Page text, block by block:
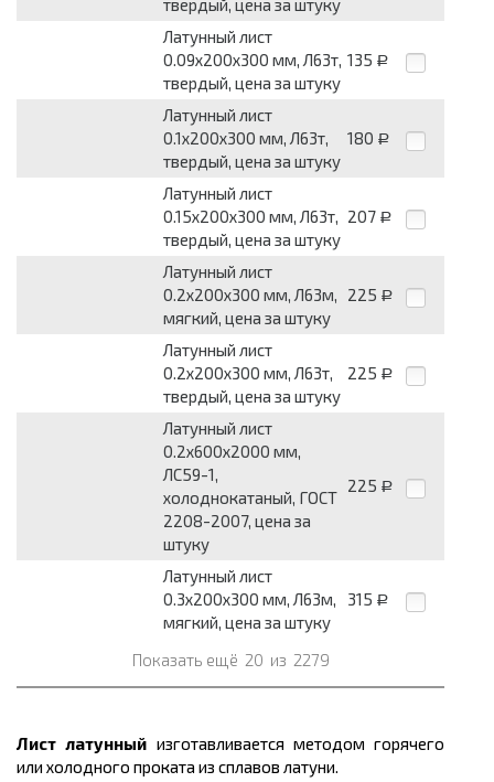
твердый, цена за штуку
Латунный лист
0.09х200х300 мм, Л63т,
твердый, цена за штуку
135 Р
Латунный лист
0.1х200х300 мм, Л63т,
твердый, цена за штуку
180 Р
Латунный лист
0.15х200х300 мм, Л63т,
твердый, цена за штуку
207 Р
Латунный лист
0.2х200х300 мм, Л63м,
мягкий, цена за штуку
225 Р
Латунный лист
0.2х200х300 мм, Л63т,
твердый, цена за штуку
225 Р
Латунный лист
0.2х600х2000 мм,
ЛС59-1,
холоднокатаный, ГОСТ
2208-2007, цена за
штуку
225 Р
Латунный лист
0.3х200х300 мм, Л63м,
мягкий, цена за штуку
315 Р
Показать ещё 20 из 2279
Лист латунный изготавливается методом горячего
или холодного проката из сплавов латуни.